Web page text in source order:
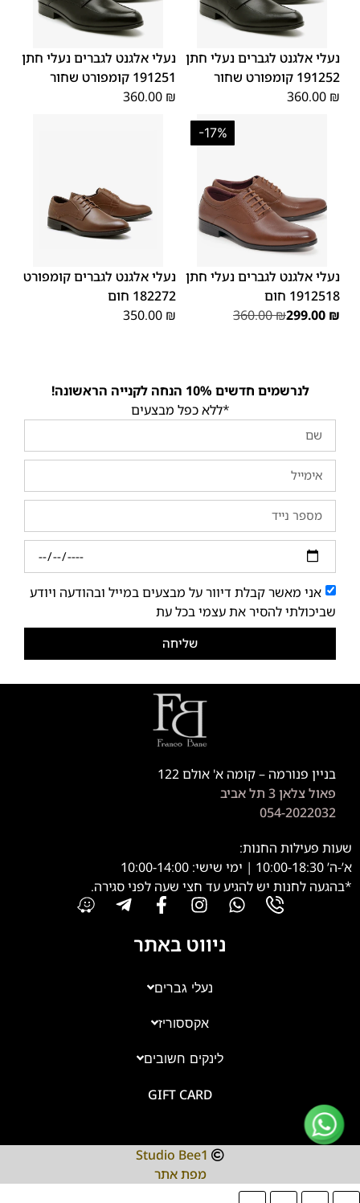
40
41
42
43
44
נעלי אלגנט לגברים נעלי חתן
191252 קומפורט שחור
360.00 ₪
40
41
42
43
44
נעלי אלגנט לגברים נעלי חתן
191251 קומפורט שחור
360.00 ₪
-17%
40
41
42
43
נעלי אלגנט לגברים נעלי חתן
1912518 חום
360.00₪299.00 ₪
נעלי אלגנט לגברים קומפורט
182272 חום
350.00 ₪
לנרשמים חדשים 10% הנחה לקנייה הראשונה!
*ללא כפל מבצעים
אני מאשר קבלת דיוור על מבצעים במייל ובהודעה ויודע
שביכולתי להסיר את עצמי בכל עת
שליחה
בניין פנורמה – קומה א' אולם 122
פאול צלאן 3 תל אביב
054-2022032
שעות פעילות החנות:
א’-ה’ 10:00-18:30 | ימי שישי: 10:00-14:00
*בהגעה לחנות יש להגיע עד חצי שעה לפני סגירה.
ניווט באתר
נעלי גברים
אקססוריז
לינקים חשובים
GIFT CARD
Studio Bee1
מפת אתר